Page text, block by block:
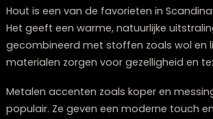
meubelsen materialen opvallen
Lounge Zwolle helpt je graag met
Scandinavische meubels?